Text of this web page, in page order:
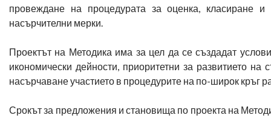
провеждане на процедурата за оценка, класиране
насърчителни мерки.
Проектът на Методика има за цел да се създадат
икономически дейности, приоритетни за развитието
насърчаване участието в процедурите на по-широк кръг
Срокът за предложения и становища по проекта на